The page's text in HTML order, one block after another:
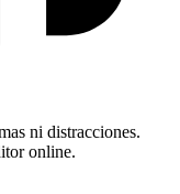
ni distracciones.
online.